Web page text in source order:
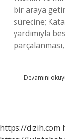
bir araya
sürecine;
yardımıyla
Devamını
https://dizih.com